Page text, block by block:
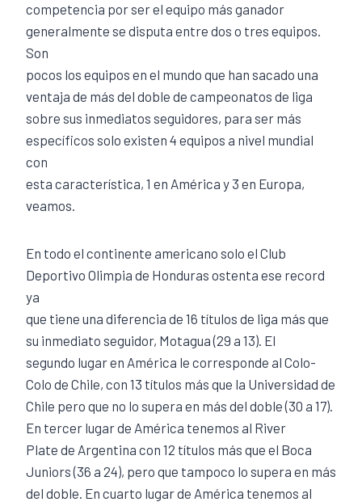
competencia por ser el equipo más ganador
generalmente se disputa entre dos o tres equipos.
Son
pocos los equipos en el mundo que han sacado una
ventaja de más del doble de campeonatos de liga
sobre sus inmediatos seguidores, para ser más
específicos solo existen 4 equipos a nivel mundial
con
esta característica, 1 en América y 3 en Europa,
veamos.
En todo el continente americano solo el Club
Deportivo Olimpia de Honduras ostenta ese record
ya
que tiene una diferencia de 16 títulos de liga más que
su inmediato seguidor, Motagua (29 a 13). El
segundo lugar en América le corresponde al Colo-
Colo de Chile, con 13 títulos más que la Universidad de
Chile pero que no lo supera en más del doble (30 a 17).
En tercer lugar de América tenemos al River
Plate de Argentina con 12 títulos más que el Boca
Juniors (36 a 24), pero que tampoco lo supera en más
del doble. En cuarto lugar de América tenemos al